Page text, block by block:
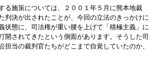
る施策については、２００１年５月に熊本地裁
判決が出されたことが、今回の立法のきっかけに
状態に、司法権が重い腰を上げて「積極主義」に
開されてきたという側面があります。そうした司
担当の裁判官たちがどこまで自覚していたのか、